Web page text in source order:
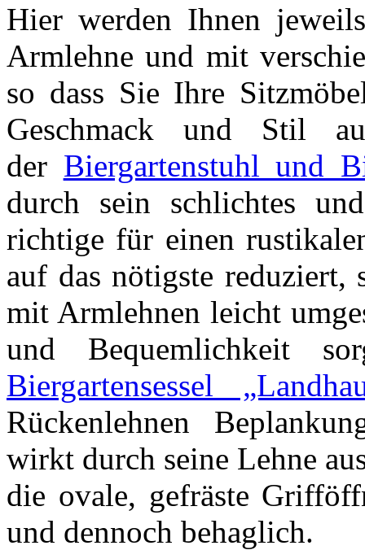
Hier werden Ihnen
Armlehne und mit
so dass Sie Ihre
Geschmack und Stil
der Biergartenstuhl und
durch sein schlichtes
richtige für einen
auf das nötigste reduziert,
mit Armlehnen leicht
und Bequemlichkeit
Biergartensessel
Rückenlehnen
wirkt durch seine Lehne
die ovale, gefräste
und dennoch behaglich.